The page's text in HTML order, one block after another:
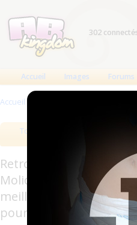
302
Accueil Images Forums
Accueil >
Tous les produits
Retrouverez sur cette
Molicare, Comficare,
meilleurs produits
pour l'incontinence.